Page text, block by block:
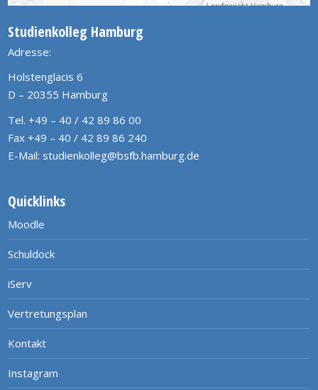
Studienkolleg Hamburg
Adresse:
Holstenglacis 6
D – 20355 Hamburg
Tel. +49 – 40 / 42 89 86 00
Fax +49 – 40 / 42 89 86 240
E-Mail: studienkolleg@bsfb.hamburg.de
Quicklinks
Moodle
Schuldock
iServ
Vertretungsplan
Kontakt
Instagram